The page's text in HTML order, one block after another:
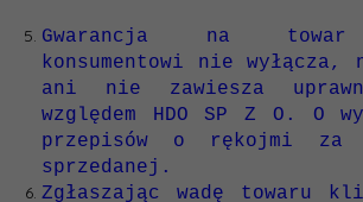
Gwarancja na towar
konsumentowi nie wyłącza,
ani nie zawiesza
względem HDO SP Z O. O
przepisów o rękojmi za
sprzedanej.
Zgłaszając wadę towaru